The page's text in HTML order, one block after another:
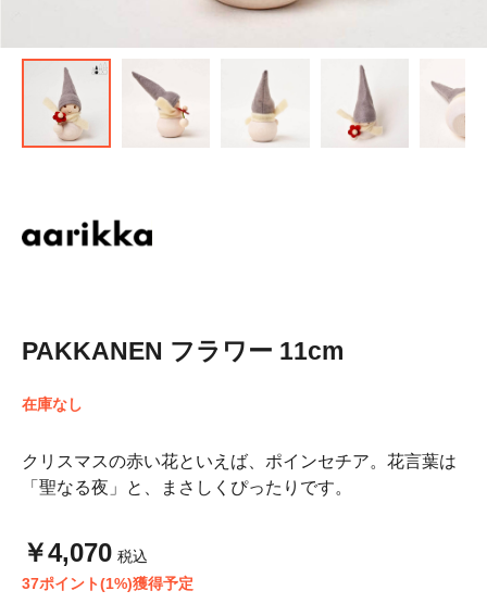
PAKKANEN フラワー 11cm
在庫なし
クリスマスの赤い花といえば、ポインセチア。花言葉は
「聖なる夜」と、まさしくぴったりです。
￥4,070 税込
37ポイント(1%)獲得予定